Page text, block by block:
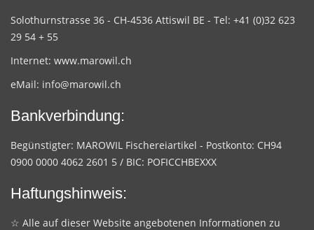
Solothurnstrasse 36 - CH-4536 Attiswil BE - Tel: +41 (0)32 623
29 54 + 55
Internet: www.marowil.ch
eMail: info@marowil.ch
Bankverbindung:
Begünstigter: MAROWIL Fischereiartikel - Postkonto: CH94
0900 0000 4062 2601 5 / BIC: POFICCHBEXXX
Haftungshinweis:
☆ Alle auf dieser Website angebotenen Informationen zu